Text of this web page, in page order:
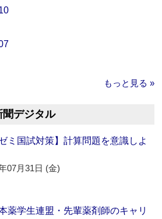
もっと見る »
聞デジタル
ゼミ国試対策】計算問題を意識しよ
07月31日 (金)
本薬学生連盟・先輩薬剤師のキャリ